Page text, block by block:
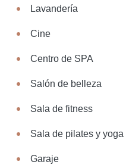
Lavandería
Cine
Centro de SPA
Salón de belleza
Sala de fitness
Sala de pilates y yoga
Garaje